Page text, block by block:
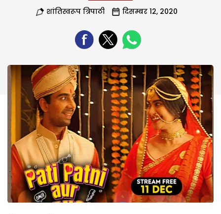
शांतिस्वरूप त्रिपाठी दिसम्बर 12, 2020